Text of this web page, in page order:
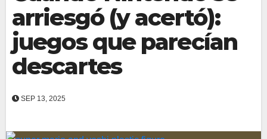
arriesgó (y acertó):
juegos que parecían
descartes
SEP 13, 2025